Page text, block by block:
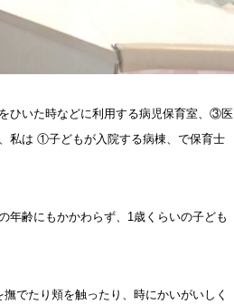
ひいた時などに利用する病児保育室、③医
私は ①子どもが入院する病棟、で保育士
年齢にもかかわらず、1歳くらいの子ども
でたり頬を触ったり、時にかいがいしく